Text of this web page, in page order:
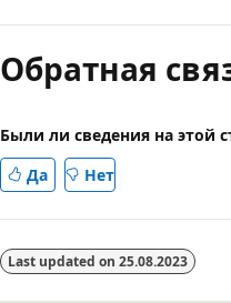
чтения
выключен
Обратная
Были ли сведения на этой
Да
Нет
Last updated on 25.08.2023